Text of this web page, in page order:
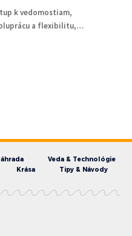
k vedomostiam,
a flexibilitu,…
Veda & Technológie
Krása Tipy & Návody